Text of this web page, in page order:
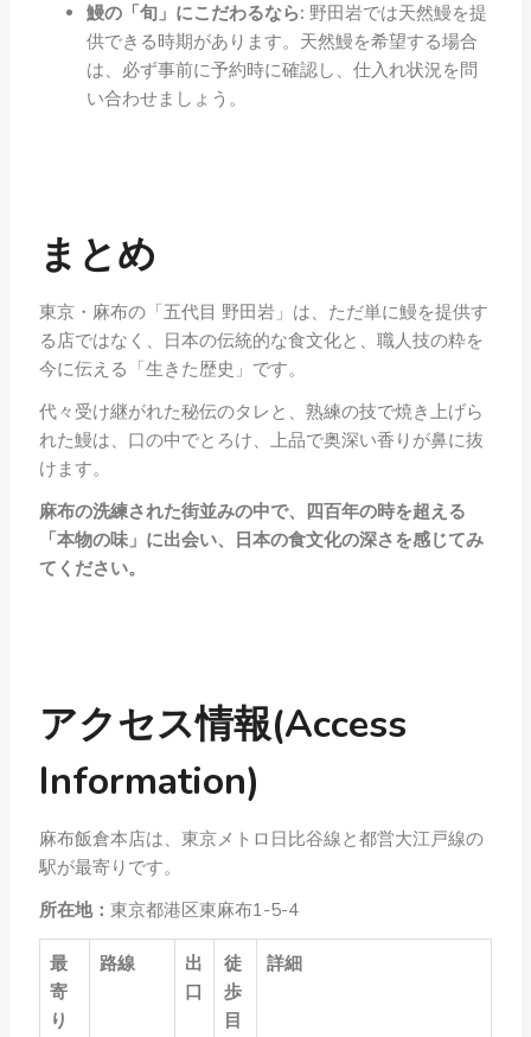
鰻の「旬」にこだわるなら: 野田岩では天然鰻を提
供できる時期があります。天然鰻を希望する場合
は、必ず事前に予約時に確認し、仕入れ状況を問
い合わせましょう。
まとめ
東京・麻布の「五代目 野田岩」は、ただ単に鰻を提供す
る店ではなく、日本の伝統的な食文化と、職人技の粋を
今に伝える「生きた歴史」です。
代々受け継がれた秘伝のタレと、熟練の技で焼き上げら
れた鰻は、口の中でとろけ、上品で奥深い香りが鼻に抜
けます。
麻布の洗練された街並みの中で、四百年の時を超える
「本物の味」に出会い、日本の食文化の深さを感じてみ
てください。
アクセス情報(Access
Information)
麻布飯倉本店は、東京メトロ日比谷線と都営大江戸線の
駅が最寄りです。
所在地： 東京都港区東麻布1-5-4
最
寄
り
路線
出
口
徒
歩
目
詳細